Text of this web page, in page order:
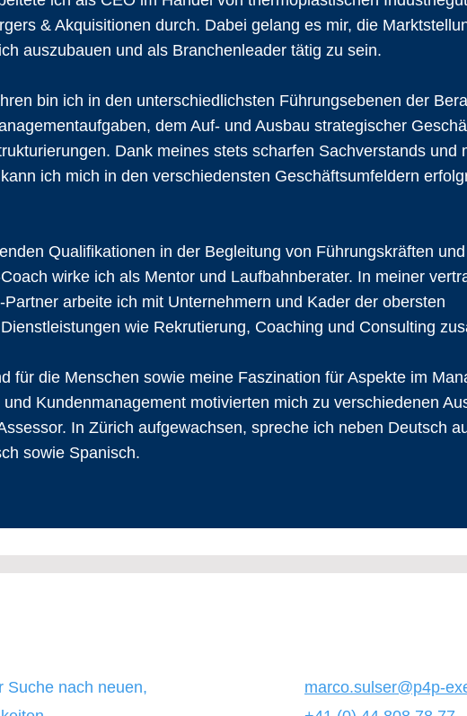
& Akquisitionen durch. Dabei gelang es mir, die
auszubauen und als Branchenleader tätig zu sein.
bin ich in den unterschiedlichsten Führungsebenen der
dem Auf- und Ausbau strategischer
Dank meines stets scharfen Sachverstands und
ich mich in den verschiedensten Geschäftsumfeldern
Qualifikationen in der Begleitung von Führungskräften
wirke ich als Mentor und Laufbahnberater. In meiner
arbeite ich mit Unternehmern und Kader der obersten
wie Rekrutierung, Coaching und Consulting
für die Menschen sowie meine Faszination für Aspekte im
Kundenmanagement motivierten mich zu verschiedenen
In Zürich aufgewachsen, spreche ich neben Deutsch
sowie Spanisch.
Suche nach neuen,
marco.sulser@p4p-